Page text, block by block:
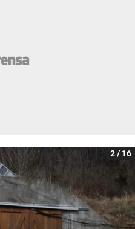
2 / 16